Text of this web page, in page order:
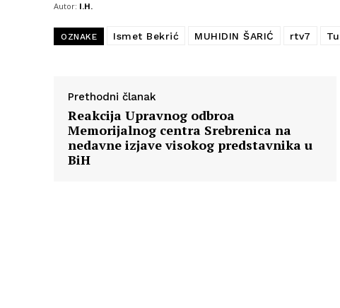
Autor: I.H.
OZNAKE Ismet Bekrić MUHIDIN ŠARIĆ rtv7
Prethodni članak
Reakcija Upravnog odbroa
Memorijalnog centra Srebrenica na
nedavne izjave visokog predstavnika u
BiH